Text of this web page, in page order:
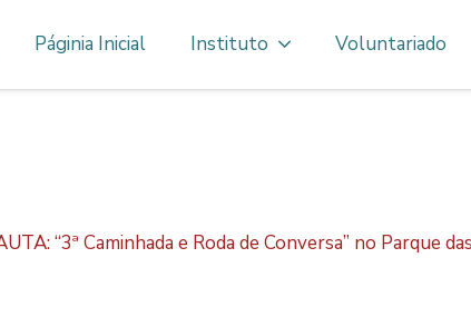
Páginia Inicial Instituto Voluntariado
“3ª Caminhada e Roda de Conversa” no Parque